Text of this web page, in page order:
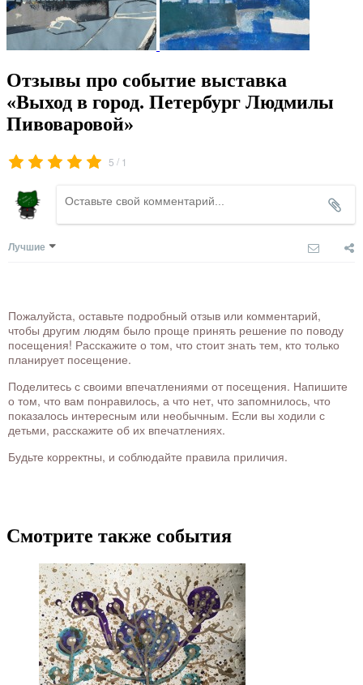
Отзывы про событие выставка
«Выход в город. Петербург Людмилы
Пивоваровой»
5 / 1
Лучшие
Пожалуйста, оставьте подробный отзыв или комментарий,
чтобы другим людям было проще принять решение по поводу
посещения! Расскажите о том, что стоит знать тем, кто только
планирует посещение.
Поделитесь с своими впечатлениями от посещения. Напишите
о том, что вам понравилось, а что нет, что запомнилось, что
показалось интересным или необычным. Если вы ходили с
детьми, расскажите об их впечатлениях.
Будьте корректны, и соблюдайте правила приличия.
Смотрите также события